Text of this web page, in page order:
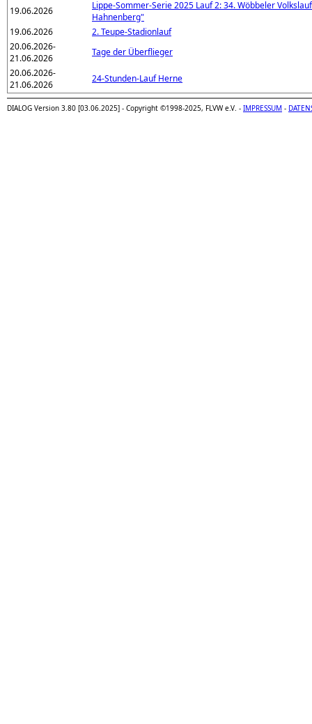
19.06.2026
Lippe-Sommer-Serie 2025 Lauf 2: 34. Wöbbeler
Hahnenberg"
19.06.2026
2. Teupe-Stadionlauf
20.06.2026-
21.06.2026
Tage der Überflieger
20.06.2026-
21.06.2026
24-Stunden-Lauf Herne
DIALOG Version 3.80 [03.06.2025] - Copyright ©1998-2025, FLVW e.V. - IMPRESSUM -